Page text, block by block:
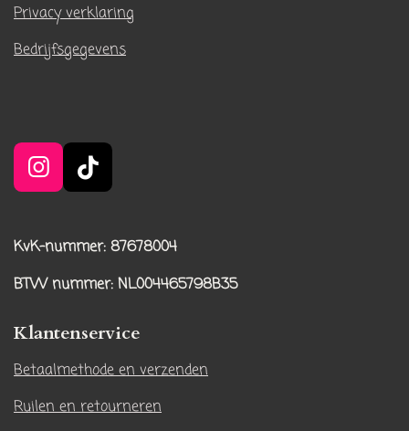
Privacy verklaring
Bedrijfsgegevens
I
n
t
a
g
a
m
T
i
T
o
k
KvK-nummer: 87678004
BTW nummer: NL004465798B35
Klantenservice
Betaalmethode en verzenden
Ruilen en retourneren